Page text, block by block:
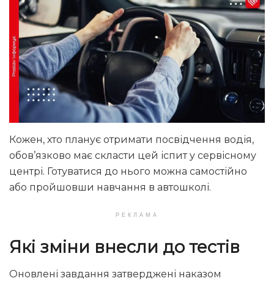
Кожен, хто планує отримати посвідчення водія,
обов’язково має скласти цей іспит у сервісному
центрі. Готуватися до нього можна самостійно
або пройшовши навчання в автошколі.
РЕКЛАМА
Які зміни внесли до тестів
Оновлені завдання затверджені наказом